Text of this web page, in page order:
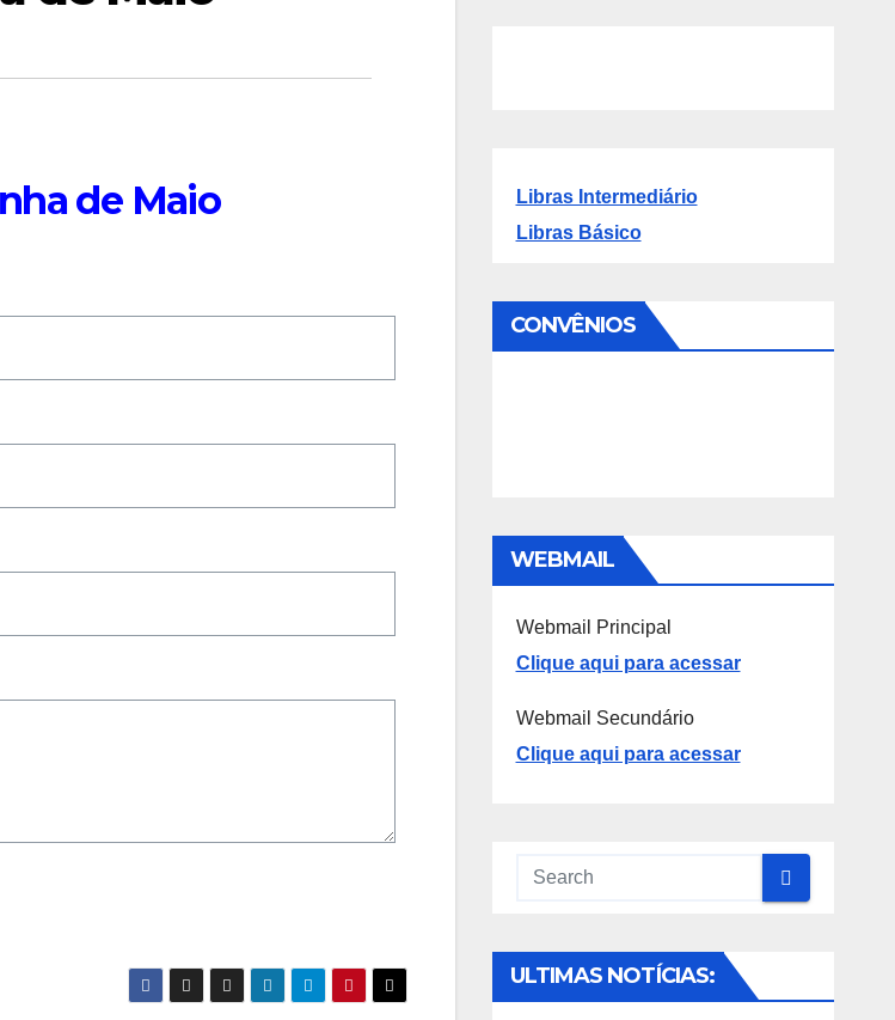
de Maio
Libras Intermediário
Libras Básico
CONVÊNIOS
WEBMAIL
Webmail Principal
Clique aqui para acessar
Webmail Secundário
Clique aqui para acessar
ULTIMAS NOTÍCIAS: